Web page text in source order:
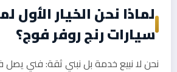
لماذا نحن الخيار الأول
سيارات رنج روفر فوج؟
نحن لا نبيع خدمة بل نبني ثقة: فني